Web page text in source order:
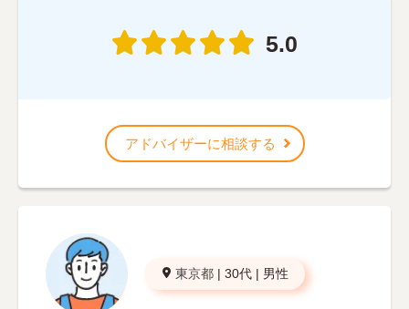
5.0
アドバイザーに相談する
東京都 | 30代 | 男性